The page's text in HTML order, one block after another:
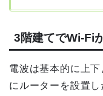
3階建てでWi-Fi
電波は基本的に上
にルーターを設置